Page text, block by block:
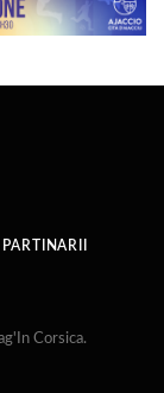
PARTINARII
Corsica.